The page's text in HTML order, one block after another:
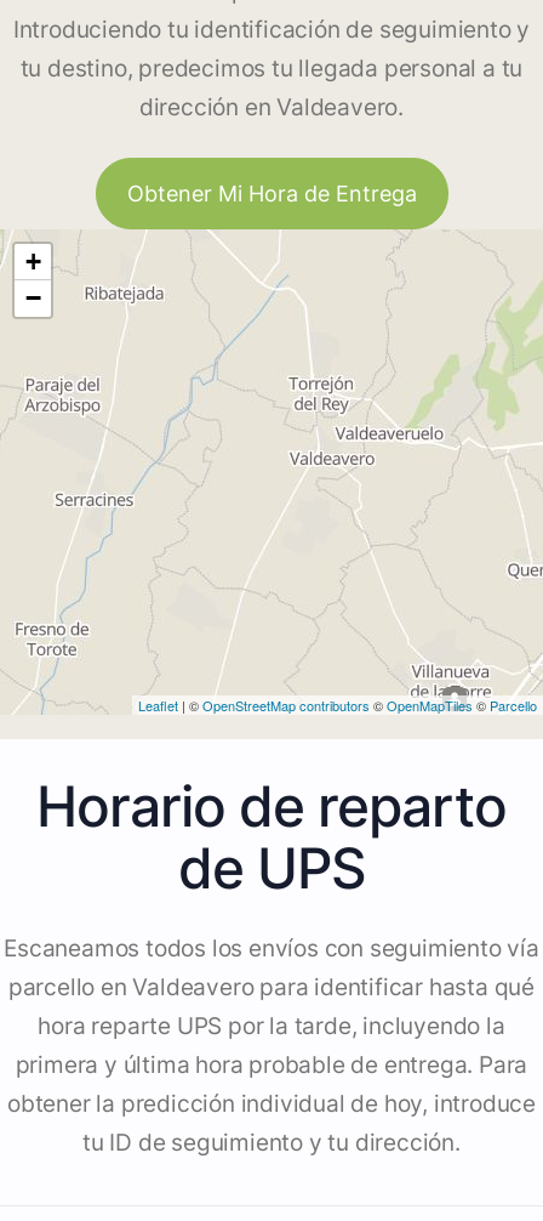
Introduciendo tu identificación de seguimiento y
tu destino, predecimos tu llegada personal a tu
dirección en Valdeavero.
Obtener Mi Hora de Entrega
+
−
Leaflet | ©OpenStreetMap contributors ©OpenMapTiles © Parcello
Horario de reparto
de UPS
Escaneamos todos los envíos con seguimiento vía
parcello en Valdeavero para identificar hasta qué
hora reparte UPS por la tarde, incluyendo la
primera y última hora probable de entrega. Para
obtener la predicción individual de hoy, introduce
tu ID de seguimiento y tu dirección.